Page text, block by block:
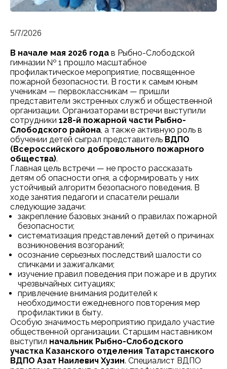
5/7/2026
В начале мая 2026 года в Рыбно-Слободской
гимназии № 1 прошло масштабное
профилактическое мероприятие, посвященное
пожарной безопасности. В гости к самым юным
ученикам — первоклассникам — пришли
представители экстренных служб и общественной
организации. Организаторами встречи выступили
сотрудники 128-й пожарной части Рыбно-
Слободского района, а также активную роль в
обучении детей сыграл представитель ВДПО
(Всероссийского добровольного пожарного
общества).
Главная цель встречи — не просто рассказать
детям об опасности огня, а сформировать у них
устойчивый алгоритм безопасного поведения. В
ходе занятия педагоги и спасатели решали
следующие задачи:
закрепление базовых знаний о правилах пожарной
безопасности;
систематизация представлений детей о причинах
возникновения возгораний;
осознание серьезных последствий шалости со
спичками и зажигалками;
изучение правил поведения при пожаре и в других
чрезвычайных ситуациях;
привлечение внимания родителей к
необходимости ежедневного повторения мер
профилактики в быту.
Особую значимость мероприятию придало участие
общественной организации. Старшим наставником
выступил начальник Рыбно-Слободского
участка Казанского отделения Татарстанского
ВДПО Азат Наилевич Хузин. Специалист ВДПО